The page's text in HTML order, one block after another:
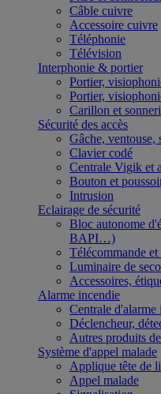
Câble cuivre
Accessoire cuivre
Téléphonie
Télévision
Interphonie & portier
Portier,
Portier,
Carillon et
Sécurité des accès
Gâche, ventouse,
Clavier codé
Centrale Vigik et
Bouton et
Intrusion
Eclairage de sécurité
Bloc autonome
BAPI…)
Télécommande et
Luminaire de
Accessoires,
Alarme incendie
Centrale d'alarme
Déclencheur,
Autres produits
Système d'appel malade
Applique tête de
Appel malade